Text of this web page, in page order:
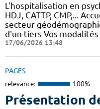
L'hospitalisation en
HDJ, CATTP, CMP,...
secteur
d'un tiers Vos
17/06/2026 13:48
PAGES
relevance: 100%
Présentation